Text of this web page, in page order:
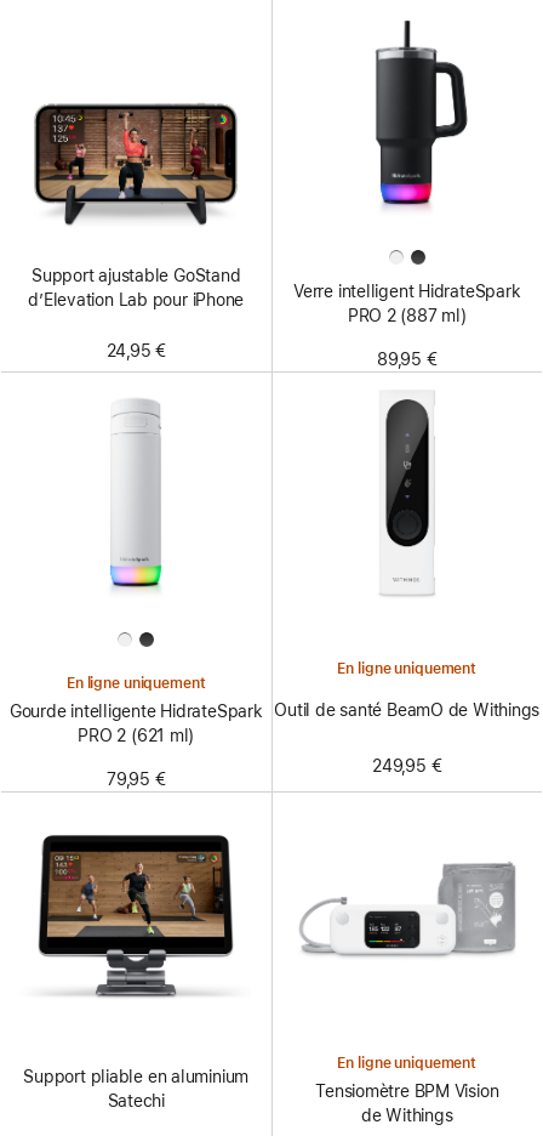
Support ajustable GoStand
d’Elevation Lab pour iPhone
24,95 €
Verre intelligent HidrateSpark
PRO 2 (887 ml)
89,95 €
En ligne uniquement
Gourde intelligente HidrateSpark
PRO 2 (621 ml)
79,95 €
En ligne uniquement
Outil de santé BeamO de Withings
249,95 €
Support pliable en aluminium
Satechi
En ligne uniquement
Tensiomètre BPM Vision
de Withings